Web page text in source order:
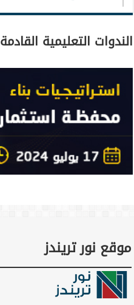
الندوات التعليمية القادمة
موقع نور تريندز